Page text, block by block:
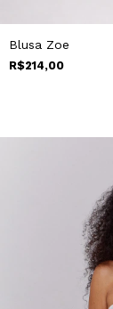
Blusa Zoe
R$214,00